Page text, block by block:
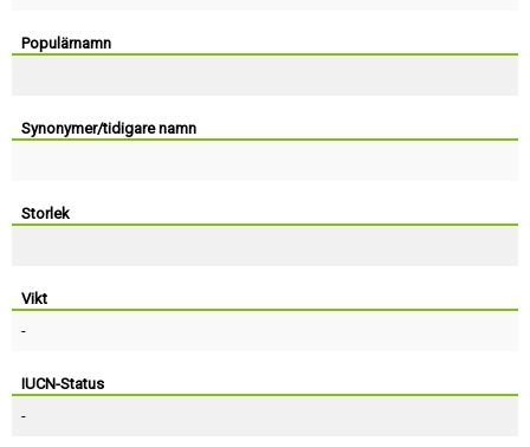
Populärnamn
Synonymer/tidigare namn
Storlek
Vikt
-
IUCN-Status
-